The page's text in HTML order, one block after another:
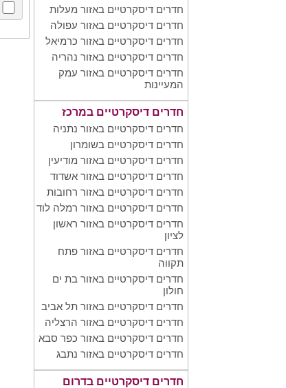
חדרים דיסקרטיים באזור מעלות
חדרים דיסקרטיים באזור עפולה
חדרים דיסקרטיים באזור כרמיאל
חדרים דיסקרטיים באזור נהריה
חדרים דיסקרטיים באזור עמק
המעיינות
חדרים דיסקרטיים במרכז
חדרים דיסקרטיים באזור נתניה
חדרים דיסקרטיים בשומרון
חדרים דיסקרטיים באזור מודיעין
חדרים דיסקרטיים באזור אשדוד
חדרים דיסקרטיים באזור רחובות
חדרים דיסקרטיים באזור רמלה לוד
חדרים דיסקרטיים באזור ראשון
לציון
חדרים דיסקרטיים באזור פתח
תקווה
חדרים דיסקרטיים באזור בת ים
חולון
חדרים דיסקרטיים באזור תל אביב
חדרים דיסקרטיים באזור הרצליה
חדרים דיסקרטיים באזור כפר סבא
חדרים דיסקרטיים באזור נתבג
חדרים דיסקרטיים בדרום